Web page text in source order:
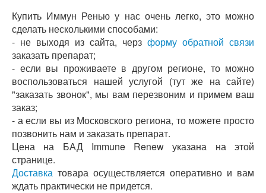
Купить Иммун Ренью у нас очень легко, это можно
сделать несколькими способами:
- не выходя из сайта, черз форму обратной связи
заказать препарат;
- если вы проживаете в другом регионе, то можно
воспользоваться нашей услугой (тут же на сайте)
"заказать звонок", мы вам перезвоним и примем ваш
заказ;
- а если вы из Московского региона, то можете просто
позвонить нам и заказать препарат.
Цена на БАД Immune Renew указана на этой
странице.
Доставка товара осуществляется оперативно и вам
ждать практически не придется.